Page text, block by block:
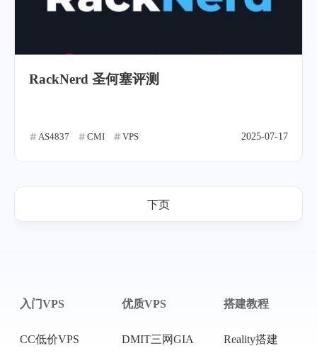
RackNerd 圣何塞评测
AS4837 CMI VPS 2025-07-17
下页
入门VPS
CC低价VPS
优质VPS
DMIT三网GIA
搭建教程
Reality搭建